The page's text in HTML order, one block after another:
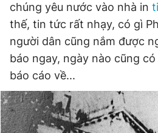
chúng yêu nước vào nhà in
thế, tin tức rất nhạy, có gì
người dân cũng nắm được
báo ngay, ngày nào cũng
báo cáo về...